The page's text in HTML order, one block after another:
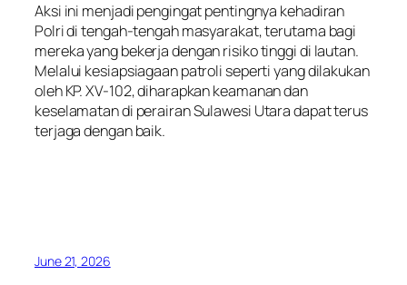
Aksi ini menjadi pengingat pentingnya kehadiran
Polri di tengah-tengah masyarakat, terutama bagi
mereka yang bekerja dengan risiko tinggi di lautan.
Melalui kesiapsiagaan patroli seperti yang dilakukan
oleh KP. XV-102, diharapkan keamanan dan
keselamatan di perairan Sulawesi Utara dapat terus
terjaga dengan baik.
June 21, 2026